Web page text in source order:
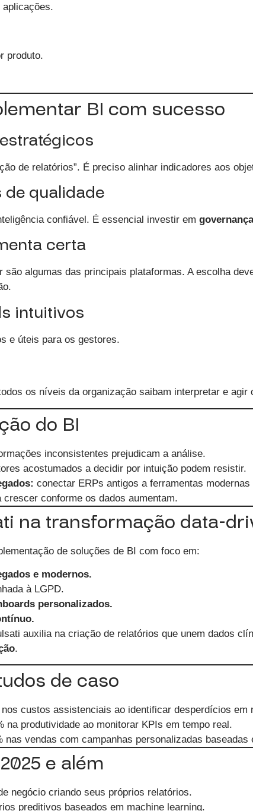
aplicações.
produto.
BI com sucesso
de relatórios”. É preciso alinhar indicadores aos
de qualidade
confiável. É essencial investir em
certa
são algumas das principais plataformas. A escolha
intuitivos
e úteis para os gestores.
os níveis da organização saibam interpretar e agir
do BI
inconsistentes prejudicam a análise.
acostumados a decidir por intuição podem resistir.
conectar ERPs antigos a ferramentas
crescer conforme os dados aumentam.
na transformação data-
de soluções de BI com foco em:
e modernos.
à LGPD.
personalizados.
auxilia na criação de relatórios que unem dados
.
de caso
nos custos assistenciais ao identificar desperdícios em
na produtividade ao monitorar KPIs em tempo real.
nas vendas com campanhas personalizadas baseadas
e além
negócio criando seus próprios relatórios.
preditivos baseados em machine learning.